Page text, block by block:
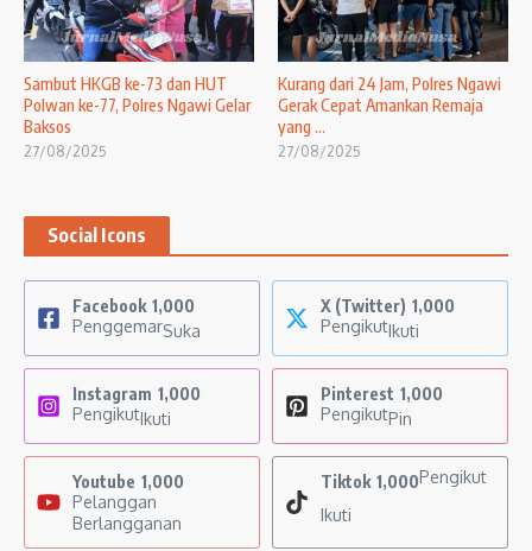
Sambut HKGB ke-73 dan HUT
Polwan ke-77, Polres Ngawi Gelar
Baksos
27/08/2025
Kurang dari 24 Jam, Polres Ngawi
Gerak Cepat Amankan Remaja
yang ...
27/08/2025
Social Icons
Facebook 1,000
PenggemarSuka
X (Twitter) 1,000
PengikutIkuti
Instagram 1,000
PengikutIkuti
Pinterest 1,000
PengikutPin
Youtube 1,000
Pelanggan
Berlangganan
Tiktok 1,000Pengikut
Ikuti